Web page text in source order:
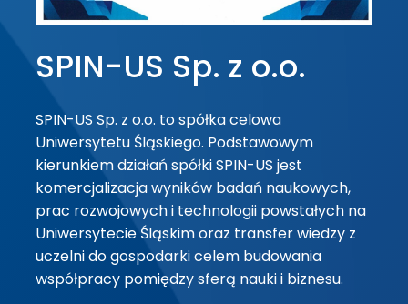
SPIN-US Sp. z o.o.
SPIN-US Sp. z o.o. to spółka celowa
Uniwersytetu Śląskiego. Podstawowym
kierunkiem działań spółki SPIN-US jest
komercjalizacja wyników badań naukowych,
prac rozwojowych i technologii powstałych na
Uniwersytecie Śląskim oraz transfer wiedzy z
uczelni do gospodarki celem budowania
współpracy pomiędzy sferą nauki i biznesu.